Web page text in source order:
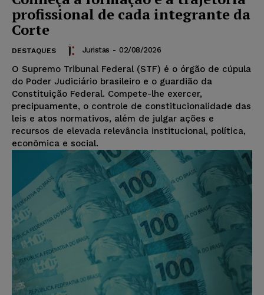
profissional de cada integrante da
Corte
DESTAQUES Juristas - 02/08/2026
O Supremo Tribunal Federal (STF) é o órgão de cúpula
do Poder Judiciário brasileiro e o guardião da
Constituição Federal. Compete-lhe exercer,
precipuamente, o controle de constitucionalidade das
leis e atos normativos, além de julgar ações e
recursos de elevada relevância institucional, política,
econômica e social.